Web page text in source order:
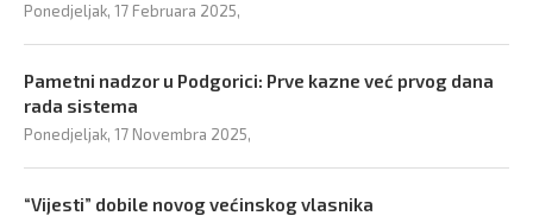
Ponedjeljak, 17 Februara 2025,
Pametni nadzor u Podgorici: Prve kazne već prvog dana
rada sistema
Ponedjeljak, 17 Novembra 2025,
“Vijesti” dobile novog većinskog vlasnika